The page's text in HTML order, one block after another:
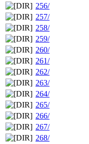
256/
257/
258/
259/
260/
261/
262/
263/
264/
265/
266/
267/
268/